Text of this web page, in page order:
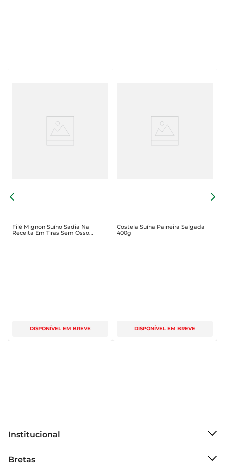
Filé Mignon Suíno Sadia Na
Receita Em Tiras Sem Osso
Congelado 400g
DISPONÍVEL EM BREVE
Costela Suína Paineira Salgada
400g
DISPONÍVEL EM BREVE
Institucional
Grupo Cencosud
Bretas